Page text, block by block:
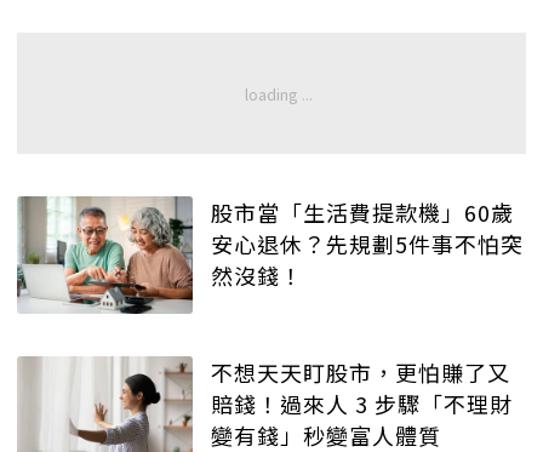
股市當「生活費提款機」60歲
安心退休？先規劃5件事不怕突
然沒錢！
不想天天盯股市，更怕賺了又
賠錢！過來人 3 步驟「不理財
變有錢」秒變富人體質